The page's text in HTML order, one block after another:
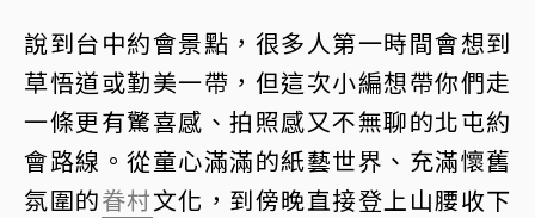
說到台中約會景點，很多人第一時間會想到
草悟道或勤美一帶，但這次小編想帶你們走
一條更有驚喜感、拍照感又不無聊的北屯約
會路線。從童心滿滿的紙藝世界、充滿懷舊
氛圍的眷村文化，到傍晚直接登上山腰收下